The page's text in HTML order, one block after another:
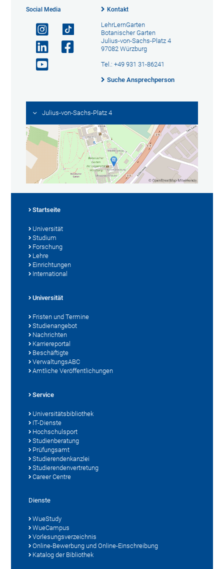
Social Media Kontakt
LehrLernGarten
Botanischer Garten
Julius-von-Sachs-Platz 4
97082 Würzburg
Tel.: +49 931 31-86241
Suche Ansprechperson
Julius-von-Sachs-Platz 4
Startseite
Universität
Studium
Forschung
Lehre
Einrichtungen
International
Universität
Fristen und Termine
Studienangebot
Nachrichten
Karriereportal
Beschäftigte
VerwaltungsABC
Amtliche Veröffentlichungen
Service
Universitätsbibliothek
IT-Dienste
Hochschulsport
Studienberatung
Prüfungsamt
Studierendenkanzlei
Studierendenvertretung
Career Centre
Dienste
WueStudy
WueCampus
Vorlesungsverzeichnis
Online-Bewerbung und Online-Einschreibung
Katalog der Bibliothek